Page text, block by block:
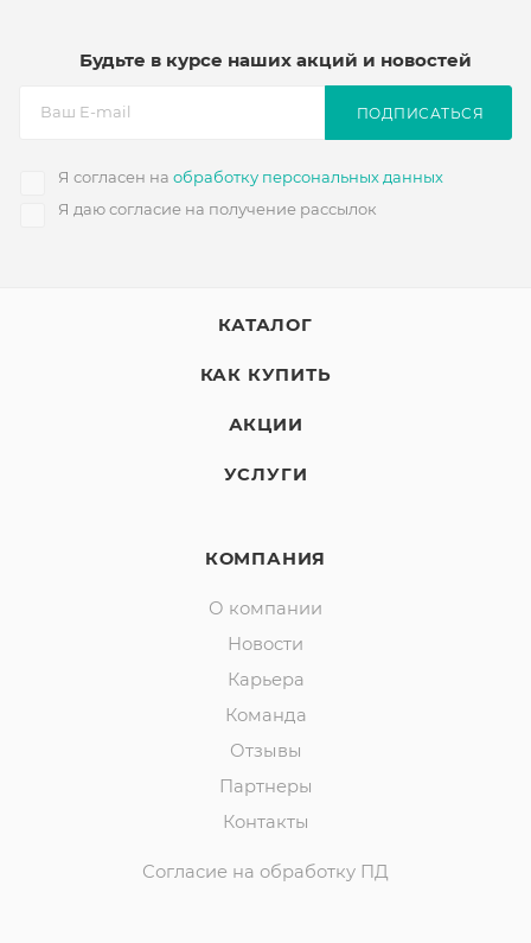
Будьте в курсе наших акций и новостей
Я согласен на обработку персональных данных
Я даю согласие на получение рассылок
ПОДПИСАТЬСЯ
КАТАЛОГ
КАК КУПИТЬ
АКЦИИ
УСЛУГИ
КОМПАНИЯ
О компании
Новости
Карьера
Команда
Отзывы
Партнеры
Контакты
Согласие на обработку ПД